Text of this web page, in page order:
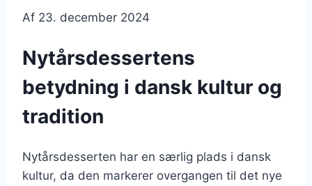
Af 23. december 2024
Nytårsdessertens
betydning i dansk kultur og
tradition
Nytårsdesserten har en særlig plads i dansk
kultur, da den markerer overgangen til det nye